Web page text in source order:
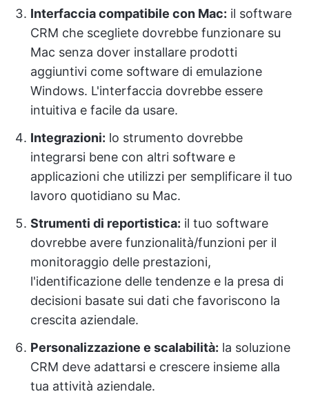
Interfaccia compatibile con Mac: il software
CRM che scegliete dovrebbe funzionare su
Mac senza dover installare prodotti
aggiuntivi come software di emulazione
Windows. L'interfaccia dovrebbe essere
intuitiva e facile da usare.
Integrazioni: lo strumento dovrebbe
integrarsi bene con altri software e
applicazioni che utilizzi per semplificare il tuo
lavoro quotidiano su Mac.
Strumenti di reportistica: il tuo software
dovrebbe avere funzionalità/funzioni per il
monitoraggio delle prestazioni,
l'identificazione delle tendenze e la presa di
decisioni basate sui dati che favoriscono la
crescita aziendale.
Personalizzazione e scalabilità: la soluzione
CRM deve adattarsi e crescere insieme alla
tua attività aziendale.